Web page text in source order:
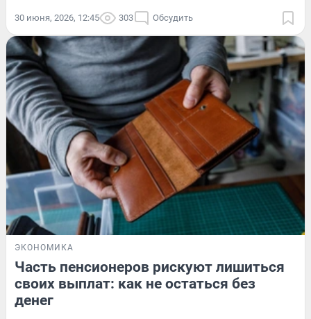
30 июня, 2026, 12:45 303 Обсудить
ЭКОНОМИКА
Часть пенсионеров рискуют лишиться
своих выплат: как не остаться без
денег